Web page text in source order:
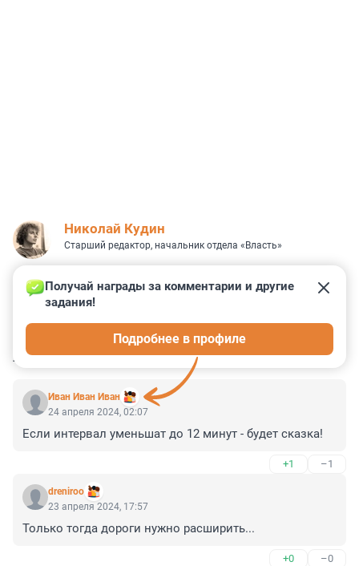
Николай Кудин
Старший редактор, начальник отдела «Власть»
КОММЕНТАРИИ 9
Иван Иван Иван
Получай награды за комментарии и другие
задания!
Подробнее в профиле
24 апреля 2024, 02:07
Если интервал уменьшат до 12 минут - будет сказка!
+1 –1
dreniroo
23 апреля 2024, 17:57
Только тогда дороги нужно расширить...
+0 –0